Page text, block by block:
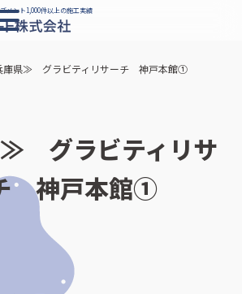
メント1,000件以上の施工実績
県≫ グラビティリサーチ 神戸本館①
グラビティリサ
神戸本館①